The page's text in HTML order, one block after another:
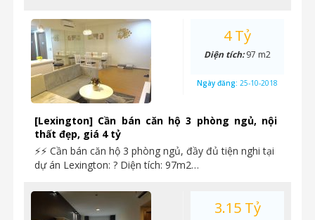
[Lexington] Cần bán căn hộ 3 phòng ngủ, nội
thất đẹp, giá 4 tỷ
⚡⚡ Cần bán căn hộ 3 phòng ngủ, đầy đủ tiện nghi tại
dự án Lexington: ? Diện tích: 97m2…
4 Tỷ
Diện tích:97 m2
Ngày đăng: 25-10-2018
3.15 Tỷ